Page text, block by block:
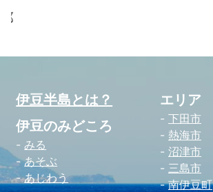
伊豆半島とは？
伊豆のみどころ
みる
あそぶ
あじわう
エリア
下田市
熱海市
沼津市
三島市
南伊豆町